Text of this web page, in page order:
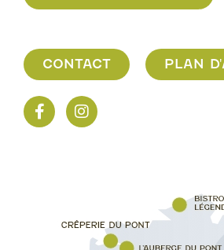
CONTACT PLAN